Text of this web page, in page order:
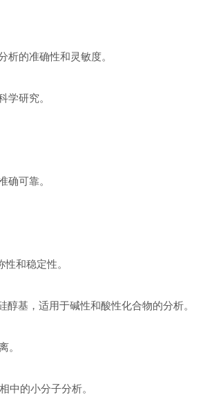
的准确性和灵敏度。
学研究。
确可靠。
和稳定性。
基，适用于碱性和酸性化合物的分析。
。
中的小分子分析。